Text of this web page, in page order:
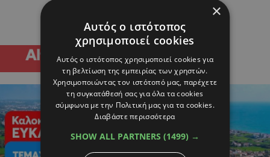
×
Αυτός ο ιστότοπος
χρησιμοποιεί cookies
Αυτός ο ιστότοπος χρησιμοποιεί cookies για
τη βελτίωση της εμπειρίας των χρηστών.
Χρησιμοποιώντας τον ιστότοπό μας, παρέχετε
τη συγκατάθεσή σας για όλα τα cookies
σύμφωνα με την Πολιτική μας για τα cookies.
Διαβάστε περισσότερα
SHOW ALL PARTNERS (1499) →